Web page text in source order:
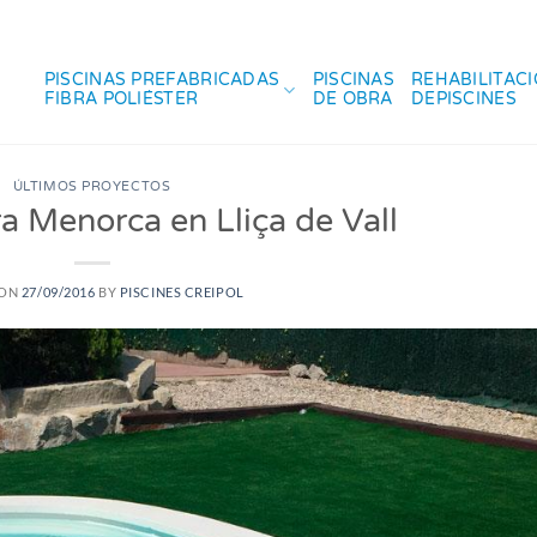
PISCINAS PREFABRICADAS
FIBRA POLIÉSTER
PISCINAS
DE OBRA
DEPISCINES
ÚLTIMOS PROYECTOS
Menorca en Lliça de Vall
27/09/2016 BY PISCINES CREIPOL